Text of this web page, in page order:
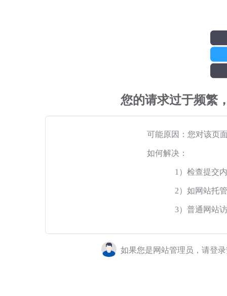
您的请求过于频繁
可能原因：您对该页
如何解决：
1）检查提交
2）如网站托
3）普通网站
如果您是网站管理员，请登